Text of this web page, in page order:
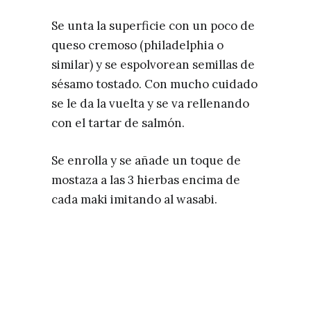
Se unta la superficie con un poco de
queso cremoso (philadelphia o
similar) y se espolvorean semillas de
sésamo tostado. Con mucho cuidado
se le da la vuelta y se va rellenando
con el tartar de salmón.
Se enrolla y se añade un toque de
mostaza a las 3 hierbas encima de
cada maki imitando al wasabi.